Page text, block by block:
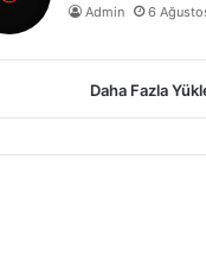
Admin 6
Daha Fazla